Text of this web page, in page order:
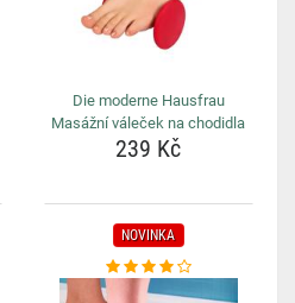
Die moderne Hausfrau
Masážní váleček na chodidla
239 Kč
NOVINKA